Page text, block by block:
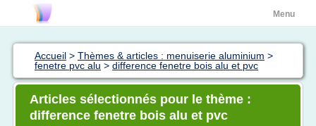
Menu
Accueil > Thèmes & articles : menuiserie aluminium >
fenetre pvc alu > difference fenetre bois alu et pvc
Articles sélectionnés pour le thème :
difference fenetre bois alu et pvc